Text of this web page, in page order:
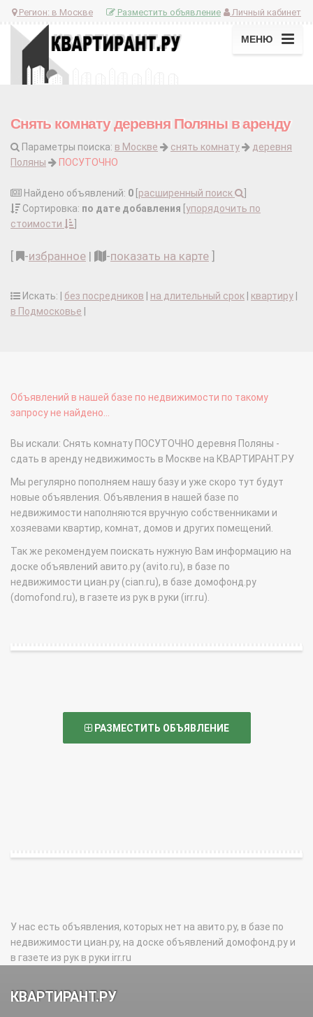
Регион: в Москве Личный кабинет
Разместить объявление
МЕНЮ
Снять комнату деревня Поляны в аренду
Параметры поиска: в Москве снять комнату
деревня
Поляны
ПОСУТОЧНО
Найдено объявлений: 0 расширенный поиск
Сортировка: по дате добавления упорядочить по
стоимости
-избранное | -показать на карте
Искать: | без посредников на длительный срок квартиру
в Подмосковье
Объявлений в нашей базе по недвижимости по такому
запросу не найдено...
Вы искали: Снять комнату ПОСУТОЧНО деревня Поляны -
сдать в аренду недвижимость в Москве на КВАРТИРАНТ.РУ
Мы регулярно пополняем нашу базу и уже скоро тут будут
новые объявления. Объявления в нашей базе по
недвижимости наполняются вручную собственниками и
хозяевами квартир, комнат, домов и других помещений.
Так же рекомендуем поискать нужную Вам информацию на
доске объявлений авито.ру (avito.ru), в базе по
недвижимости циан.ру (cian.ru), в базе домофонд.ру
(domofond.ru), в газете из рук в руки (irr.ru).
РАЗМЕСТИТЬ ОБЪЯВЛЕНИЕ
У нас есть объявления, которых нет на авито.ру, в базе по
недвижимости циан.ру, на доске объявлений домофонд.ру и
в газете из рук в руки irr.ru
КВАРТИРАНТ.РУ